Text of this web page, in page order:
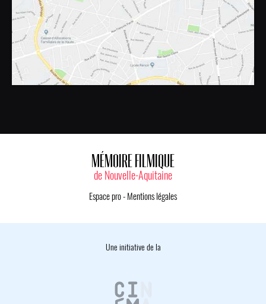
MÉMOIRE FILMIQUE
de Nouvelle-Aquitaine
Espace pro- Mentions légales
Une initiative de la